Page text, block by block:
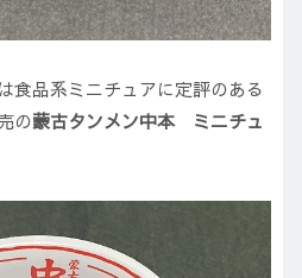
食品系ミニチュアに定評のある
の蒙古タンメン中本 ミニチュ